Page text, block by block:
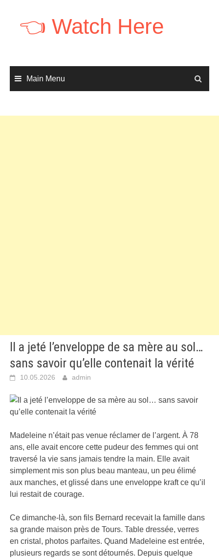
content👈 Watch Here
Main Menu
Il a jeté l’enveloppe de sa mère au sol…
sans savoir qu’elle contenait la vérité
10.05.2026 admin
Madeleine n’était pas venue réclamer de l’argent. À 78
ans, elle avait encore cette pudeur des femmes qui ont
traversé la vie sans jamais tendre la main. Elle avait
simplement mis son plus beau manteau, un peu élimé
aux manches, et glissé dans une enveloppe kraft ce qu’il
lui restait de courage.
Ce dimanche-là, son fils Bernard recevait la famille dans
sa grande maison près de Tours. Table dressée, verres
en cristal, photos parfaites. Quand Madeleine est entrée,
plusieurs regards se sont détournés. Depuis quelque